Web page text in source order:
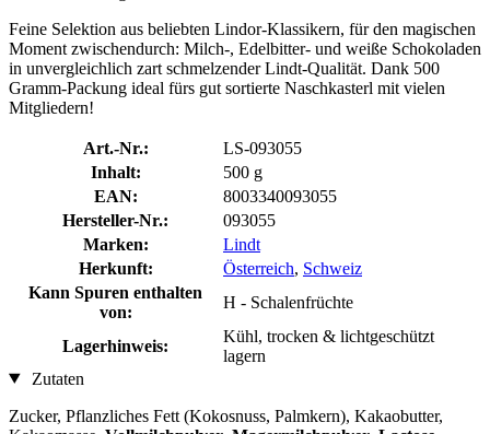
Feine Selektion aus beliebten Lindor-Klassikern, für den magischen
Moment zwischendurch: Milch-, Edelbitter- und weiße Schokoladen
in unvergleichlich zart schmelzender Lindt-Qualität. Dank 500
Gramm-Packung ideal fürs gut sortierte Naschkasterl mit vielen
Mitgliedern!
Art.-Nr.:
LS-093055
Inhalt:
500 g
EAN:
8003340093055
Hersteller-Nr.:
093055
Marken:
Lindt
Herkunft:
Österreich, Schweiz
Kann Spuren enthalten
von:
H - Schalenfrüchte
Lagerhinweis:
Kühl, trocken & lichtgeschützt
lagern
Zutaten
Zucker, Pflanzliches Fett (Kokosnuss, Palmkern), Kakaobutter,